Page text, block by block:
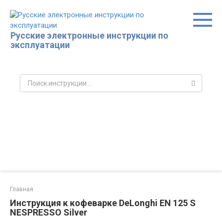
контенту
Русские электронные инструкции по
эксплуатации
Поиск:
Главная
Инструкция к кофеварке DeLonghi EN 125 S
NESPRESSO Silver